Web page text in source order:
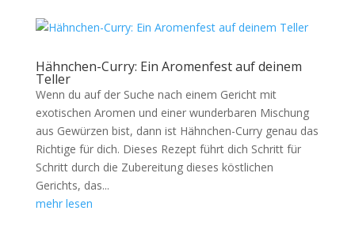
Hähnchen-Curry: Ein Aromenfest auf deinem
Teller
Wenn du auf der Suche nach einem Gericht mit
exotischen Aromen und einer wunderbaren Mischung
aus Gewürzen bist, dann ist Hähnchen-Curry genau das
Richtige für dich. Dieses Rezept führt dich Schritt für
Schritt durch die Zubereitung dieses köstlichen
Gerichts, das...
mehr lesen